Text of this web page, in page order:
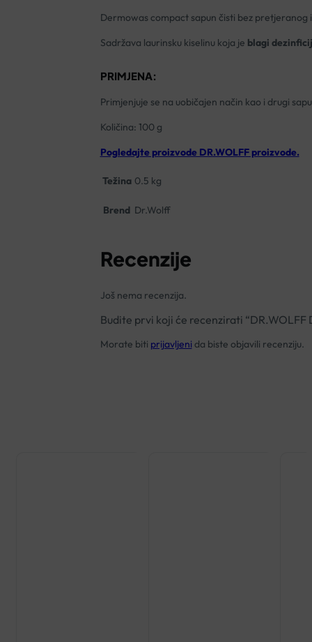
Dermowas compact sapun čisti bez pretjeranog
Sadržava laurinsku kiselinu koja je blagi
PRIMJENA:
Primjenjuje se na uobičajen način kao i drugi
Količina: 100 g
Pogledajte proizvode DR.WOLFF proizvode.
Težina 0.5 kg
Brend Dr.Wolff
Recenzije
Još nema recenzija.
Budite prvi koji će recenzirati “DR.WOLFF
Morate biti prijavljeni da biste objavili recenziju.